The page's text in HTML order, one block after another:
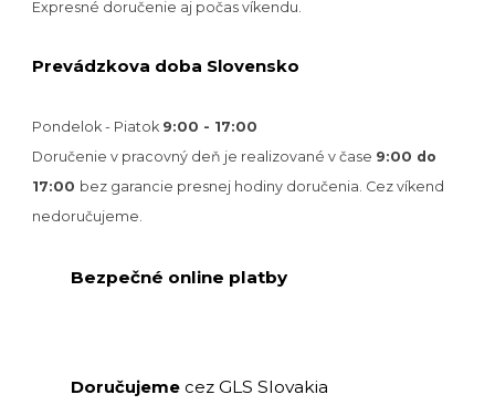
Expresné doručenie aj počas víkendu.
Prevádzkova doba Slovensko
Pondelok - Piatok 9:00 - 17:00
Doručenie v pracovný deň je realizované v čase 9:00 do
17:00 bez garancie presnej hodiny doručenia. Cez víkend
nedoručujeme.
Bezpečné online platby
Doručujeme cez GLS Slovakia